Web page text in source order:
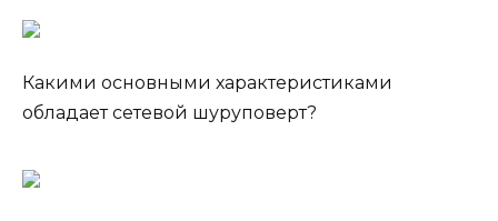
Какими основными характеристиками
обладает сетевой шуруповерт?